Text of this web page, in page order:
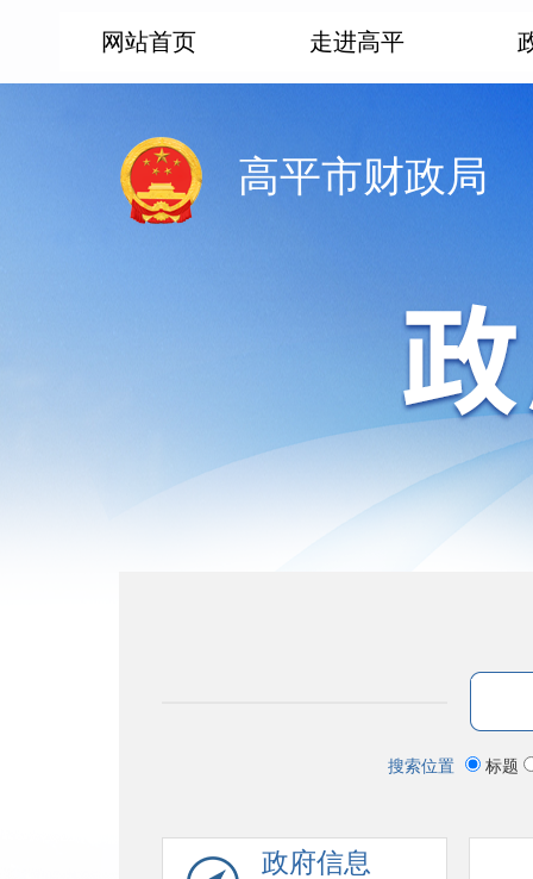
网站首页 走进高平
高平市财政局
搜索位置 标题
政府信息